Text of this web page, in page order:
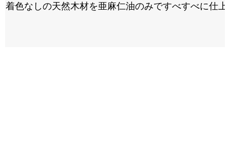
着色なしの天然木材を亜麻仁油のみですべすべに仕